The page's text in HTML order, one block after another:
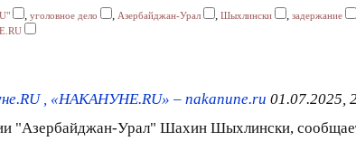
, уголовное дело , Азербайджан-Урал , Шыхлински , задержание
, «НАКАНУНЕ.RU» – nakanune.ru 01.07.2025,
"Азербайджан-Урал" Шахин Шыхлински,